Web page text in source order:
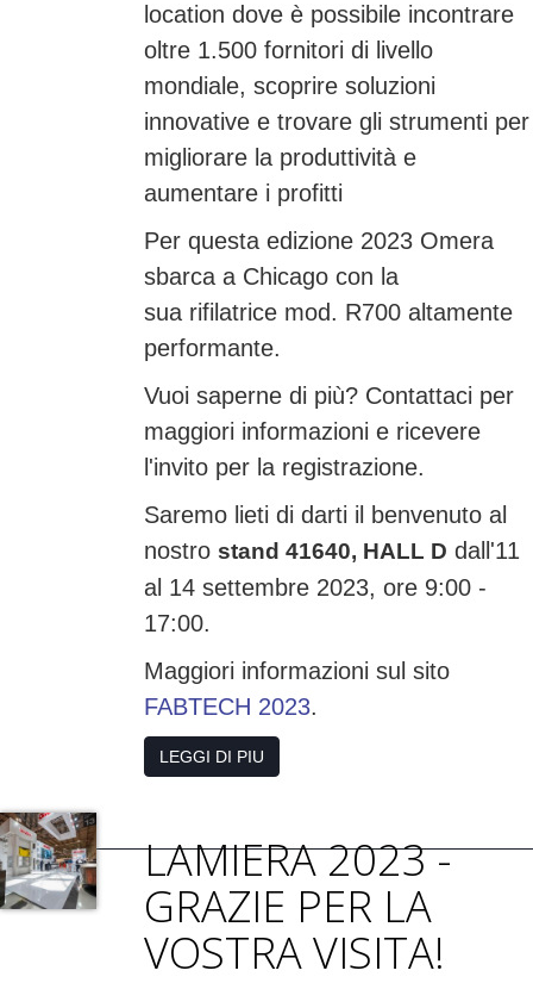
location dove è possibile incontrare
oltre 1.500 fornitori di livello
mondiale, scoprire soluzioni
innovative e trovare gli strumenti per
migliorare la produttività e
aumentare i profitti
Per questa edizione 2023 Omera
sbarca a Chicago con la
sua rifilatrice mod. R700 altamente
performante.
Vuoi saperne di più? Contattaci per
maggiori informazioni e ricevere
l'invito per la registrazione.
Saremo lieti di darti il benvenuto al
nostro stand 41640, HALL D dall'11
al 14 settembre 2023, ore 9:00 -
17:00.
Maggiori informazioni sul sito
FABTECH 2023.
LEGGI DI PIU
LAMIERA 2023 -
GRAZIE PER LA
VOSTRA VISITA!